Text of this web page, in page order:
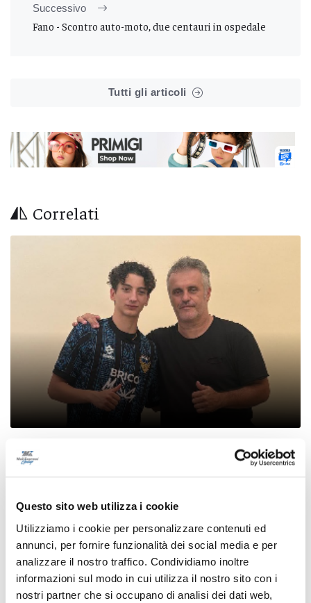
Questo sito web utilizza i cookie
Utilizziamo i cookie per personalizzare contenuti ed
annunci, per fornire funzionalità dei social media e per
analizzare il nostro traffico. Condividiamo inoltre
informazioni sul modo in cui utilizza il nostro sito con i
nostri partner che si occupano di analisi dei dati web,
Successivo
Fano - Scontro auto-moto, due centauri in ospedale
Tutti gli articoli
Correlati
Settore Giovanile Academy - Alessandro Re, da
Castelfidardo al Latina Calcio
Pubblicità